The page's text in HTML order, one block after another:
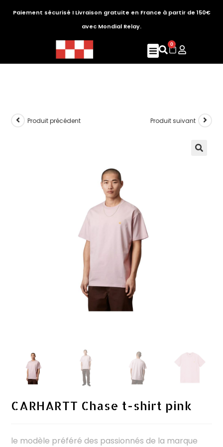
Paiement sécurisé I Livraison gratuite en France à partir de 150€
avec Mondial Relay.
0
Produit précédent Produit suivant
CARHARTT Chase t-shirt pink
le modèle préféré des passionnés de la marque